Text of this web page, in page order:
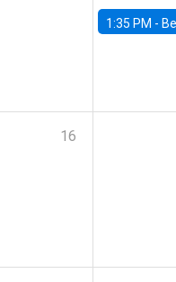
1:35 PM - Beatriz
16